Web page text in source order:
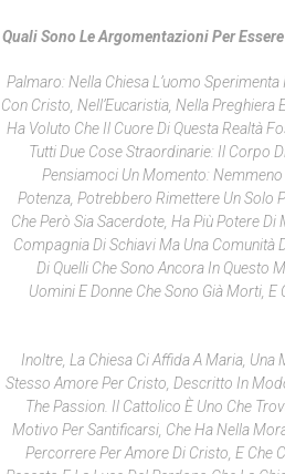
Quali Sono Le Argomentazioni Per
Palmaro: Nella Chiesa L’uomo
Con Cristo, Nell’Eucaristia, Nella Preghiera
Ha Voluto Che Il Cuore Di Questa Realtà
Tutti Due Cose Straordinarie: Il Corpo
Pensiamoci Un Momento:
Potenza, Potrebbero Rimettere Un Solo
Che Però Sia Sacerdote, Ha Più Potere Di
Compagnia Di Schiavi Ma Una Comunità
Di Quelli Che Sono Ancora In Questo
Uomini E Donne Che Sono Già Morti, E
Inoltre, La Chiesa Ci Affida A Maria, Una
Stesso Amore Per Cristo, Descritto In
The Passion . Il Cattolico È Uno Che
Motivo Per Santificarsi, Che Ha Nella
Percorrere Per Amore Di Cristo, E Che